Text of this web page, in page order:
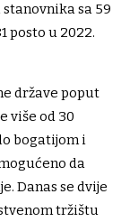
sa 59
posto u 2022.
države poput
više od 30
bogatijom i
da
Danas se dvije
tržištu